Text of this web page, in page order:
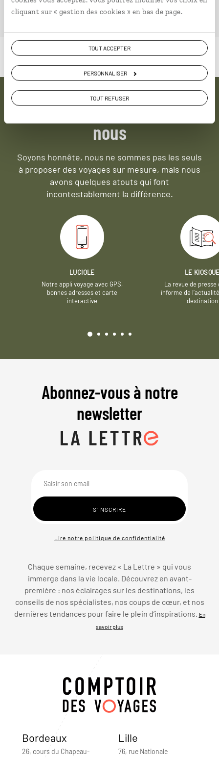
cliquant sur « gestion des cookies » en bas de page.
TOUT ACCEPTER
PERSONNALISER
TOUT REFUSER
PLONGER DANS NOTRE MAGAZINE
Pourquoi voyager avec
nous
Soyons honnête, nous ne sommes pas les seuls
à proposer des voyages sur mesure, mais nous
avons quelques atouts qui font
incontestablement la différence.
LUCIOLE
Notre appli voyage avec GPS,
bonnes adresses et carte
interactive
LE
La revue de presse
informe de
destination
Abonnez-vous à notre
newsletter
Lire notre politique de confidentialité
Chaque semaine, recevez « La Lettre » qui vous
immerge dans la vie locale. Découvrez en avant-
première : nos éclairages sur les destinations, les
conseils de nos spécialistes, nos coups de cœur, et nos
dernières tendances pour faire le plein d’inspirations. En
savoir plus
Bordeaux
26, cours du Chapeau-
Lille
76, rue Nationale